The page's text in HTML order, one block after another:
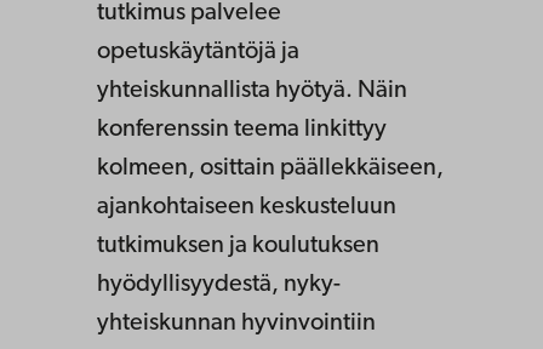
tutkimus palvelee
opetuskäytäntöjä ja
yhteiskunnallista hyötyä. Näin
konferenssin teema linkittyy
kolmeen, osittain päällekkäiseen,
ajankohtaiseen keskusteluun
tutkimuksen ja koulutuksen
hyödyllisyydestä, nyky-
yhteiskunnan hyvinvointiin